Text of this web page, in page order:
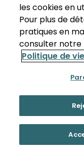
les cookies en
Pour plus de
pratiques en
consulter notre
Politique de